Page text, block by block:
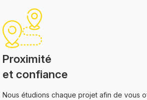
Proximité
et confiance
Nous étudions chaque projet afin de vous